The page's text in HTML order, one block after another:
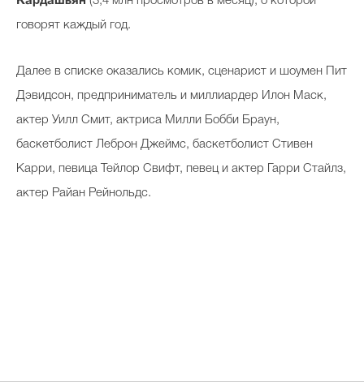
говорят каждый год.
Далее в списке оказались комик, сценарист и шоумен Пит
Дэвидсон, предприниматель и миллиардер Илон Маск,
актер Уилл Смит, актриса Милли Бобби Браун,
баскетболист Леброн Джеймс, баскетболист Стивен
Карри, певица Тейлор Свифт, певец и актер Гарри Стайлз,
актер Райан Рейнольдс.